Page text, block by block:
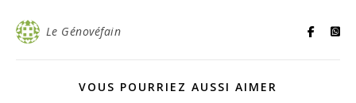
Le Génovéfain
VOUS POURRIEZ AUSSI AIMER